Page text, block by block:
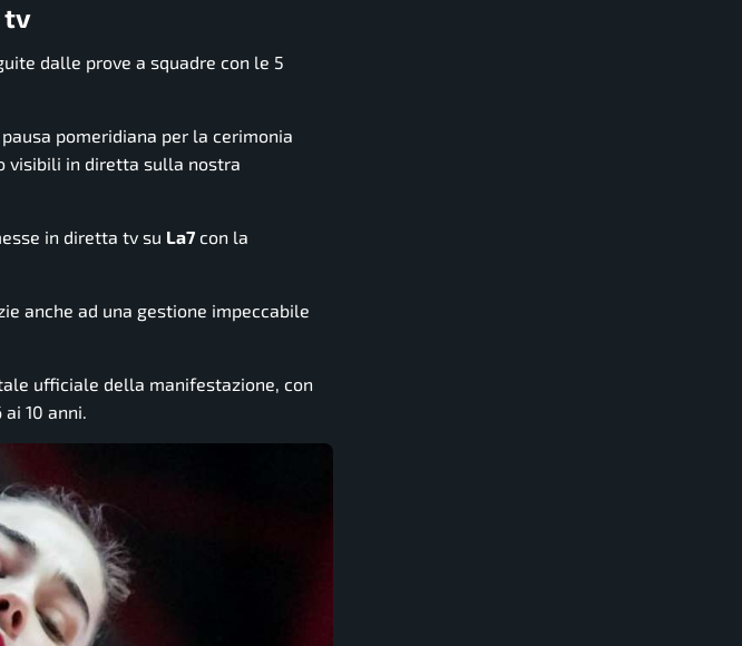
tv
dalle prove a squadre con le 5
pomeridiana per la cerimonia
visibili in diretta sulla nostra
in diretta tv su La7 con la
anche ad una gestione impeccabile
ufficiale della manifestazione, con
10 anni.